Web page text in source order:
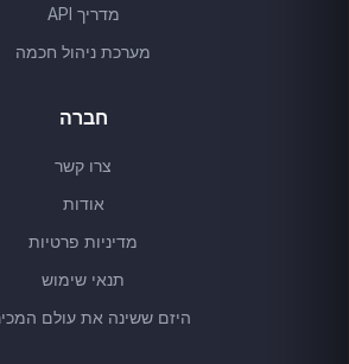
מדריך API
מערכת ניהול חכמה
חברה
צרו קשר
אודות
מדיניות פרטיות
תנאי שימוש
היזם ששינה את עולם